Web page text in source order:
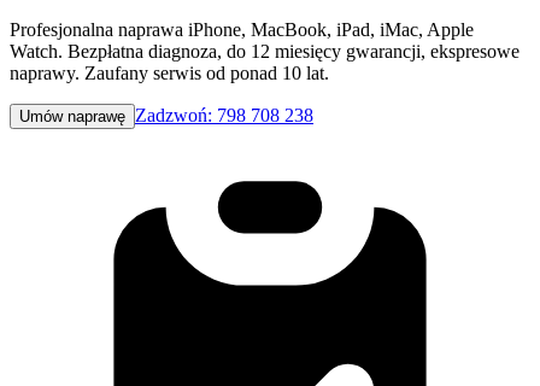
Profesjonalna naprawa iPhone, MacBook, iPad, iMac, Apple
Watch. Bezpłatna diagnoza, do 12 miesięcy gwarancji, ekspresowe
naprawy. Zaufany serwis od ponad 10 lat.
Umów naprawę Zadzwoń: 798 708 238